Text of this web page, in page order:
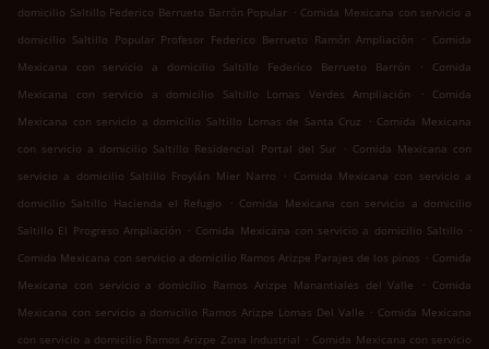
domicilio Saltillo Federico Berrueto Barrón Popular . Comida Mexicana con servicio a
domicilio Saltillo Popular Profesor Federico Berrueto Ramón Ampliación
. Comida
Mexicana con servicio a domicilio Saltillo Federico Berrueto Barrón
.
Comida
Mexicana con servicio a domicilio Saltillo Lomas Verdes Ampliación
.
Comida
Mexicana con servicio a domicilio Saltillo Lomas de Santa Cruz
. Comida Mexicana
con servicio a domicilio Saltillo Residencial Portal del Sur . Comida Mexicana con
servicio a domicilio Saltillo Froylán Mier Narro
. Comida Mexicana con servicio a
domicilio Saltillo Hacienda el Refugio
. Comida Mexicana con servicio a domicilio
Saltillo El Progreso Ampliación . Comida Mexicana con servicio a domicilio Saltillo .
Comida Mexicana con servicio a domicilio Ramos Arizpe Parajes de los pinos . Comida
Mexicana con servicio a domicilio Ramos Arizpe Manantiales del Valle
. Comida
Mexicana con servicio a domicilio Ramos Arizpe Lomas Del Valle . Comida Mexicana
con servicio a domicilio Ramos Arizpe Zona Industrial . Comida Mexicana con servicio